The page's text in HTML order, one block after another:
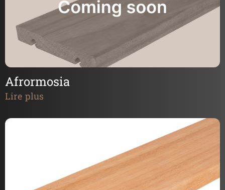
Afrormosia
Lire plus